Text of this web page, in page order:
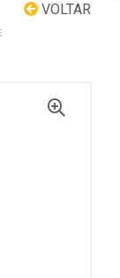
VOLTAR